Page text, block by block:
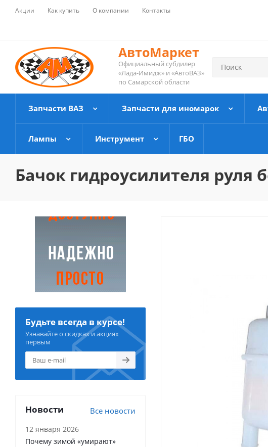
Акции Как купить О компании Контакты
АвтоМаркет
Официальный субдилер
«Лада-Имидж» и «АвтоВАЗ»
по Самарской области
Запчасти ВАЗ Запчасти для иномарок
Лампы Инструмент ГБО
Бачок гидроусилителя руля
Будьте всегда в курсе!
Узнавайте о скидках и акциях
первым
Новости Все новости
12 января 2026
Почему зимой «умирают»